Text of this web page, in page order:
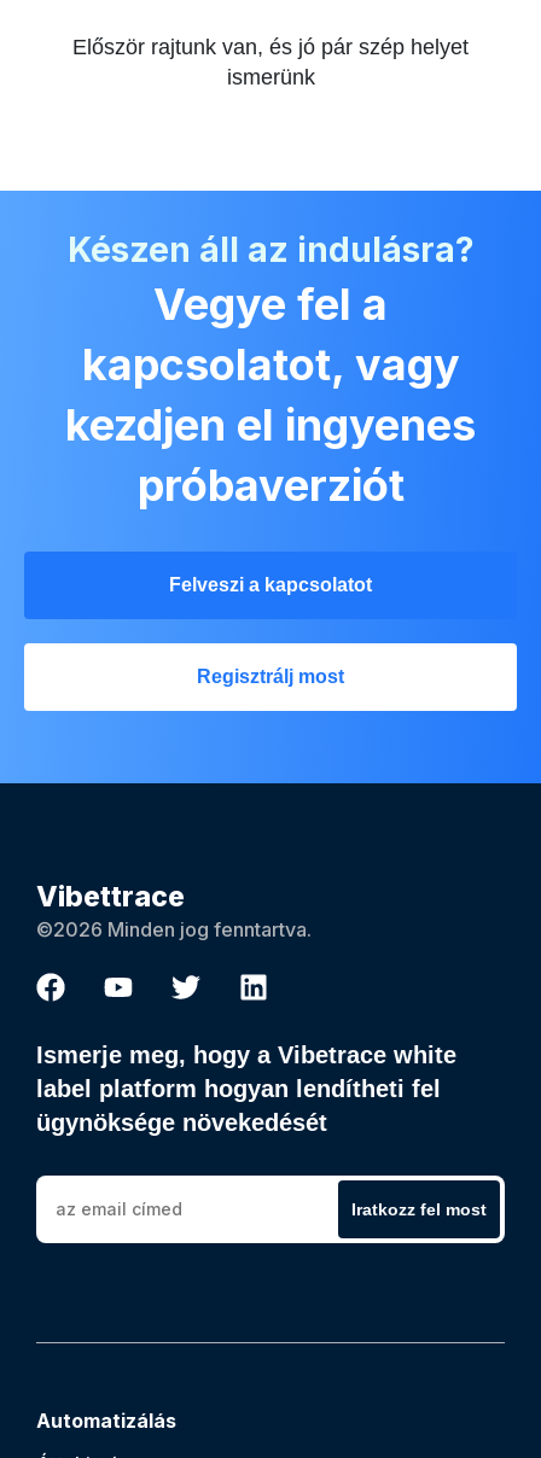
Először rajtunk van, és jó pár szép helyet
ismerünk
Készen áll az indulásra?
Vegye fel a
kapcsolatot, vagy
kezdjen el ingyenes
próbaverziót
Felveszi a kapcsolatot
Regisztrálj most
Vibettrace
©2026 Minden jog fenntartva.
Ismerje meg, hogy a Vibetrace white
label platform hogyan lendítheti fel
ügynöksége növekedését
Iratkozz fel most
Automatizálás